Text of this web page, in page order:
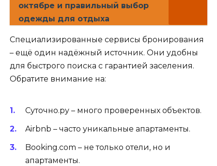
октябре и правильный выбор
одежды для отдыха
Специализированные сервисы бронирования
– ещё один надёжный источник. Они удобны
для быстрого поиска с гарантией заселения.
Обратите внимание на:
Суточно.ру – много проверенных объектов.
Airbnb – часто уникальные апартаменты.
Booking.com – не только отели, но и
апартаменты.